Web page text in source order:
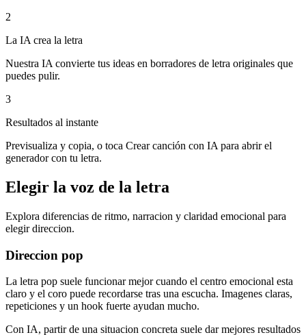
2
La IA crea la letra
Nuestra IA convierte tus ideas en borradores de letra originales que
puedes pulir.
3
Resultados al instante
Previsualiza y copia, o toca Crear canción con IA para abrir el
generador con tu letra.
Elegir la voz de la letra
Explora diferencias de ritmo, narracion y claridad emocional para
elegir direccion.
Direccion pop
La letra pop suele funcionar mejor cuando el centro emocional esta
claro y el coro puede recordarse tras una escucha. Imagenes claras,
repeticiones y un hook fuerte ayudan mucho.
Con IA, partir de una situacion concreta suele dar mejores resultados